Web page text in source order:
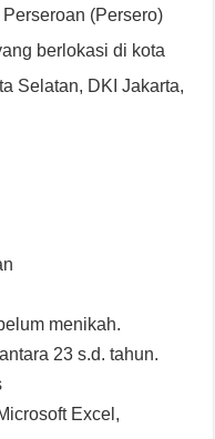
(Persero)
berlokasi di kota
Selatan, DKI Jakarta,
menikah.
23 s.d. tahun.
Excel,